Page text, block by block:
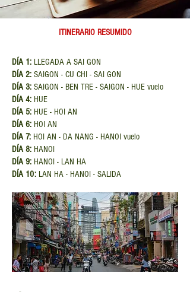
ITINERARIO RESUMIDO
DÍA 1: LLEGADA A SAI GON
DÍA 2: SAIGON - CU CHI - SAI GON
DÍA 3: SAIGON - BEN TRE - SAIGON - HUE vuelo
DÍA 4: HUE
DÍA 5: HUE - HOI AN
DÍA 6: HOI AN
DÍA 7: HOI AN - DA NANG - HANOI vuelo
DÍA 8: HANOI
DÍA 9: HANOI - LAN HA
DÍA 10: LAN HA - HANOI - SALIDA